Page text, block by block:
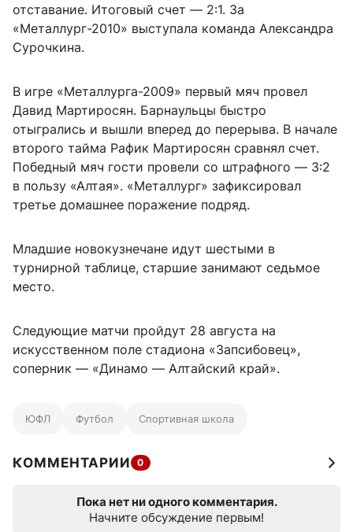
отставание. Итоговый счет — 2:1. За
«Металлург-2010» выступала команда Александра
Сурочкина.
В игре «Металлурга-2009» первый мяч провел
Давид Мартиросян. Барнаульцы быстро
отыгрались и вышли вперед до перерыва. В начале
второго тайма Рафик Мартиросян сравнял счет.
Победный мяч гости провели со штрафного — 3:2
в пользу «Алтая». «Металлург» зафиксировал
третье домашнее поражение подряд.
Младшие новокузнечане идут шестыми в
турнирной таблице, старшие занимают седьмое
место.
Следующие матчи пройдут 28 августа на
искусственном поле стадиона «Запсибовец»,
соперник — «Динамо — Алтайский край».
ЮФЛ Футбол Спортивная школа
КОММЕНТАРИИ 0
Пока нет ни одного комментария.
Начните обсуждение первым!